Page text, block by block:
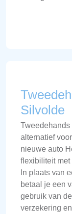
Silvolde
alternatief
nieuwe auto
flexibiliteit
In plaats van
betaal je een
gebruik van
verzekering